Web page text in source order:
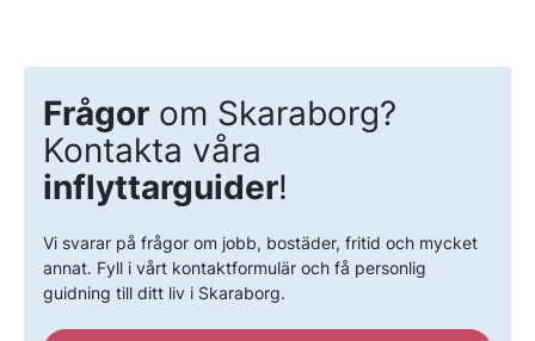
Frågor om Skaraborg?
Kontakta våra
inflyttarguider!
Vi svarar på frågor om jobb, bostäder, fritid och mycket
annat. Fyll i vårt kontaktformulär och få personlig
guidning till ditt liv i Skaraborg.